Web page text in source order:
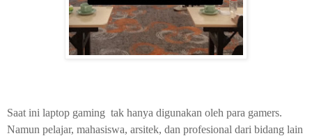
Saat ini laptop gaming tak hanya digunakan oleh para gamers.
Namun pelajar, mahasiswa, arsitek, dan profesional dari bidang lain